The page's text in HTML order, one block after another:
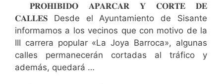
𝐏𝐑𝐎𝐇𝐈𝐁𝐈𝐃𝐎 𝐀𝐏𝐀𝐑𝐂𝐀𝐑 𝐘 𝐂𝐎𝐑𝐓𝐄 𝐃𝐄
𝐂𝐀𝐋𝐋𝐄𝐒 Desde el Ayuntamiento de Sisante
informamos a los vecinos que con motivo de la
III carrera popular «La Joya Barroca», algunas
calles permanecerán cortadas al tráfico y
además, quedará …